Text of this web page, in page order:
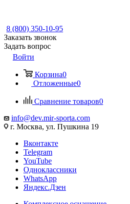
8 (800) 350-10-95
Заказать звонок
Задать вопрос
Войти
Корзина0
Отложенные0
Сравнение товаров0
info@dev.mir-sporta.com
г. Москва, ул. Пушкина 19
Вконтакте
Telegram
YouTube
Одноклассники
WhatsApp
Яндекс.Дзен